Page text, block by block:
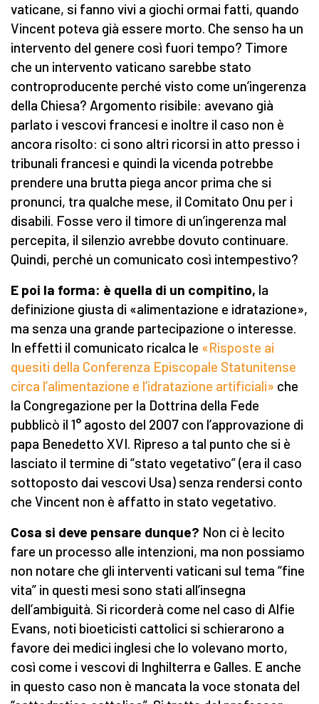
vaticane, si fanno vivi a giochi ormai fatti, quando
Vincent poteva già essere morto. Che senso ha un
intervento del genere così fuori tempo? Timore
che un intervento vaticano sarebbe stato
controproducente perché visto come un’ingerenza
della Chiesa? Argomento risibile: avevano già
parlato i vescovi francesi e inoltre il caso non è
ancora risolto: ci sono altri ricorsi in atto presso i
tribunali francesi e quindi la vicenda potrebbe
prendere una brutta piega ancor prima che si
pronunci, tra qualche mese, il Comitato Onu per i
disabili. Fosse vero il timore di un’ingerenza mal
percepita, il silenzio avrebbe dovuto continuare.
Quindi, perché un comunicato così intempestivo?
E poi la forma: è quella di un compitino, la
definizione giusta di «alimentazione e idratazione»,
ma senza una grande partecipazione o interesse.
In effetti il comunicato ricalca le «Risposte ai
quesiti della Conferenza Episcopale Statunitense
circa l’alimentazione e l’idratazione artificiali» che
la Congregazione per la Dottrina della Fede
pubblicò il 1° agosto del 2007 con l’approvazione di
papa Benedetto XVI. Ripreso a tal punto che si è
lasciato il termine di “stato vegetativo” (era il caso
sottoposto dai vescovi Usa) senza rendersi conto
che Vincent non è affatto in stato vegetativo.
Cosa si deve pensare dunque? Non ci è lecito
fare un processo alle intenzioni, ma non possiamo
non notare che gli interventi vaticani sul tema “fine
vita” in questi mesi sono stati all’insegna
dell’ambiguità. Si ricorderà come nel caso di Alfie
Evans, noti bioeticisti cattolici si schierarono a
favore dei medici inglesi che lo volevano morto,
così come i vescovi di Inghilterra e Galles. E anche
in questo caso non è mancata la voce stonata del